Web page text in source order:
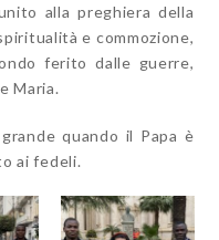
alla preghiera della
e commozione,
ferito dalle guerre,
Maria.
quando il Papa è
ai fedeli.